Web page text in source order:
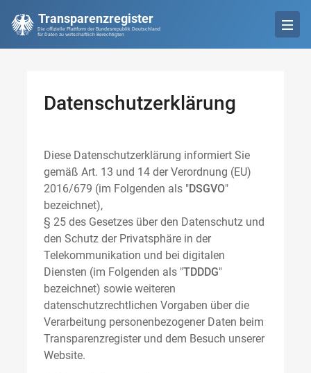
Transparenzregister
Die offizielle Plattform der Bundesrepublik Deutschland
für Daten zu wirtschaftlich Berechtigten
Datenschutzerklärung
Diese Datenschutzerklärung informiert Sie
gemäß Art. 13 und 14 der Verordnung (EU)
2016/679 (im Folgenden als "DSGVO"
bezeichnet),
§ 25 des Gesetzes über den Datenschutz und
den Schutz der Privatsphäre in der
Telekommunikation und bei digitalen
Diensten (im Folgenden als "TDDDG"
bezeichnet) sowie weiteren
datenschutzrechtlichen Vorgaben über die
Verarbeitung personenbezogener Daten beim
Transparenzregister und dem Besuch unserer
Website.